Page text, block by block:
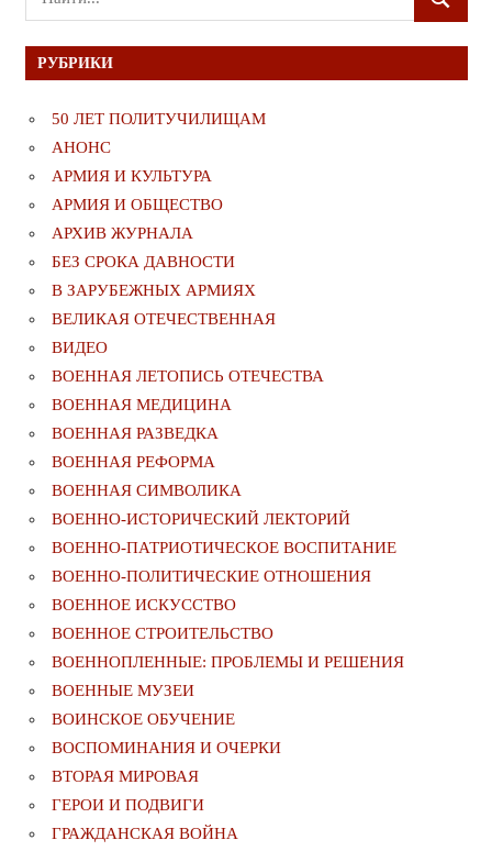
для:
ПОИСК
РУБРИКИ
50 ЛЕТ ПОЛИТУЧИЛИЩАМ
АНОНС
АРМИЯ И КУЛЬТУРА
АРМИЯ И ОБЩЕСТВО
АРХИВ ЖУРНАЛА
БЕЗ СРОКА ДАВНОСТИ
В ЗАРУБЕЖНЫХ АРМИЯХ
ВЕЛИКАЯ ОТЕЧЕСТВЕННАЯ
ВИДЕО
ВОЕННАЯ ЛЕТОПИСЬ ОТЕЧЕСТВА
ВОЕННАЯ МЕДИЦИНА
ВОЕННАЯ РАЗВЕДКА
ВОЕННАЯ РЕФОРМА
ВОЕННАЯ СИМВОЛИКА
ВОЕННО-ИСТОРИЧЕСКИЙ ЛЕКТОРИЙ
ВОЕННО-ПАТРИОТИЧЕСКОЕ ВОСПИТАНИЕ
ВОЕННО-ПОЛИТИЧЕСКИE ОТНОШЕНИЯ
ВОЕННОЕ ИСКУССТВО
ВОЕННОЕ СТРОИТЕЛЬСТВО
ВОЕННОПЛЕННЫЕ: ПРОБЛЕМЫ И РЕШЕНИЯ
ВОЕННЫЕ МУЗЕИ
ВОИНСКОЕ ОБУЧЕНИЕ
ВОСПОМИНАНИЯ И ОЧЕРКИ
ВТОРАЯ МИРОВАЯ
ГЕРОИ И ПОДВИГИ
ГРАЖДАНСКАЯ ВОЙНА